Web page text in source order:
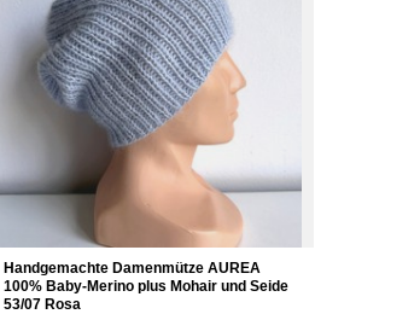
Handgemachte Damenmütze AUREA
100% Baby-Merino plus Mohair und Seide
53/07 Rosa